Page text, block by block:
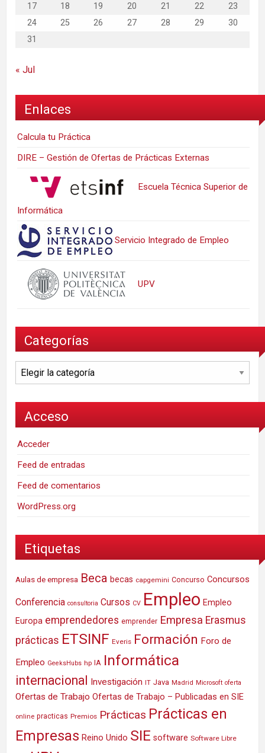
17
18 19 20 21 22
23
24
25 26 27 28 29
30
31
« Jul
Enlaces
Calcula tu Práctica
DIRE – Gestión de Ofertas de Prácticas Externas
Escuela Técnica Superior de
Informática
Servicio Integrado de Empleo
UPV
Categorías
Categorías
Acceso
Acceder
Feed de entradas
Feed de comentarios
WordPress.org
Etiquetas
Aulas de empresa Beca becas capgemini Concurso Concursos
Conferencia consultoria Cursos CV Empleo Empleo
Europa emprendedores emprender Empresa Erasmus
prácticas ETSINF Everis Formación Foro de
Empleo GeeksHubs hp IA Informática
internacional Investigación IT Java Madrid Microsoft oferta
Ofertas de Trabajo Ofertas de Trabajo – Publicadas en SIE
online practicas Premios Prácticas Prácticas en
Empresas Reino Unido SIE software Software Libre